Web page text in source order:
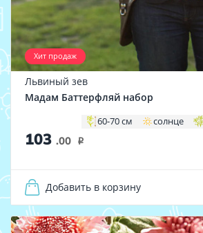
Хит продаж
Львиный зев
Мадам Баттерфляй набор
60-70 см солнце
103 .00 i
Добавить в корзину